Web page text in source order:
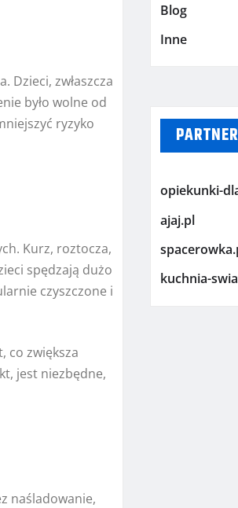
Dzieci, zwłaszcza
było wolne od
ryzyko
Kurz, roztocza,
spędzają dużo
czyszczone i
co zwiększa
jest niezbędne,
naśladowanie,
Blog
Inne
opiekunki-
ajaj.pl
kuchnia-